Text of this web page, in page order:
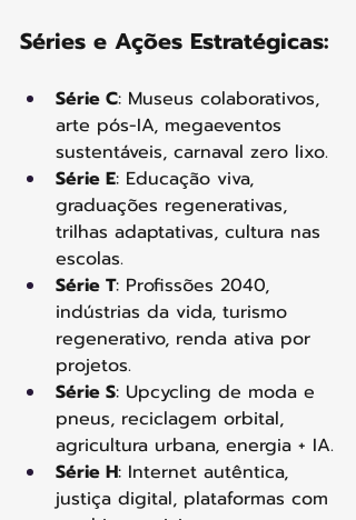
Séries e Ações Estratégicas:
Série C: Museus colaborativos,
arte pós-IA, megaeventos
sustentáveis, carnaval zero lixo.
Série E: Educação viva,
graduações regenerativas,
trilhas adaptativas, cultura nas
escolas.
Série T: Profissões 2040,
indústrias da vida, turismo
regenerativo, renda ativa por
projetos.
Série S: Upcycling de moda e
pneus, reciclagem orbital,
agricultura urbana, energia + IA.
Série H: Internet autêntica,
justiça digital, plataformas com